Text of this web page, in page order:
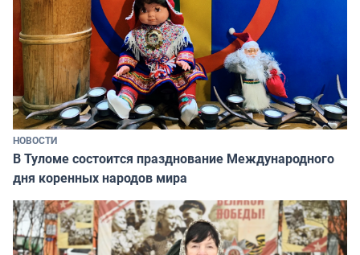
НОВОСТИ
В Туломе состоится празднование Международного
дня коренных народов мира